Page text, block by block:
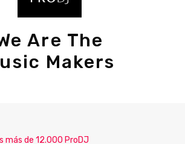
Are The
Makers
más de 12.000 ProDJ